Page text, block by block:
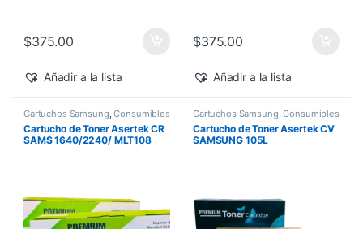
$375.00
Añadir a la lista
$375.00
Añadir a la lista
Cartuchos Samsung,Consumibles
para Impresoras Toner Asertek
Cartucho de Toner Asertek CR
SAMS 1640/2240/ MLT108
Cartuchos Samsung,Consumibles
para Impresoras Toner Asertek
Cartucho de Toner Asertek CV
SAMSUNG 105L